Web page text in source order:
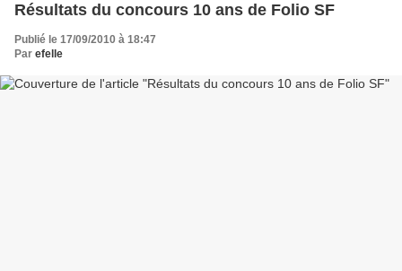
Résultats du concours 10 ans de Folio SF
Publié le 17/09/2010 à 18:47
Par efelle